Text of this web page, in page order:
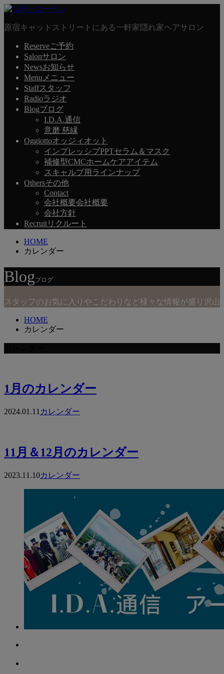
原宿キャットストリートにある一軒家隠れ家ヘアサロン
Reserveご予約
Salonサロン
Newsお知らせ
Menu メニュー
Staffスタッフ
Radioラジオ
Blogブログ
I.D.A.通信
意磨 慈縁
Oggiottoオッジィオット
インプレッシブPPTセラム＆マスク
補修型CMCホームケアアイテム
スキャルプ用ラインナップ
Othersその他
Contact
会社概要会社概要
会社方針
Recruit リクルート
HOME
カレンダー
Blogブログ
スタッフのお気に入りやこだわりなど様々な情報が盛り沢山
HOME
カレンダー
1月のカレンダー
2024.01.11 カレンダー
11月＆12月のカレンダー
2023.11.10カレンダー